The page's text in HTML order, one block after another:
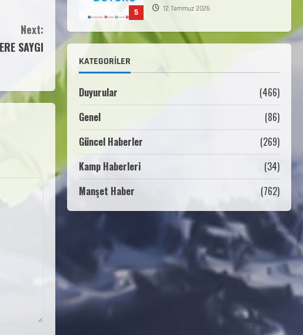
Next:
SAYGI
5 12 Temmuz 2026
Millî Savunma Bakanlığı Kara,
(2026-2 Dönem) Sporcu Branşı
Sözleşmeli Er Temini Başvuruları
Başlamıştır.
2
ANALİG TEKERLEKLİ KAYAK
22 Temmuz 2026
TÜRKİYE ŞAMPİYONASI GÖREVLİ
LİSTESİ
22 Temmuz 2026
Teknik Kurul ve Alt Kurul
Üyelerimiz Belirlendi
KATEGORILER
Duyurular
(466)
Genel
(86)
Güncel Haberler
(269)
Kamp Haberleri
(34)
Manşet Haber
(762)